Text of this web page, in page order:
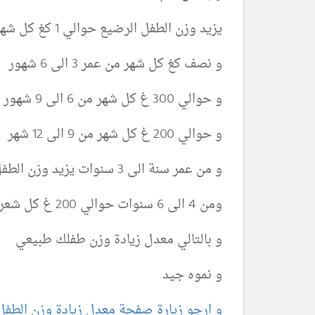
يزيد وزن الطفل الرضيع حوالي 1 كغ كل شهر خلال الاشهر الاولى
و نصف كغ كل شهر من عمر 3 الى 6 شهور
و حوالي 300 غ كل شهر من 6 الى 9 شهور
و حوالي 200 غ كل شهر من 9 الى 12 شهر
و من عمر سنة الى 3 سنوات يزيد وزن الطفل حوالي 50 غ كل شهر فقط
ومن 4 الى 6 سنوات حوالي 200 غ كل شعر
و بالتالي معدل زيادة وزن طفلك طبيعي
و نموه جيد